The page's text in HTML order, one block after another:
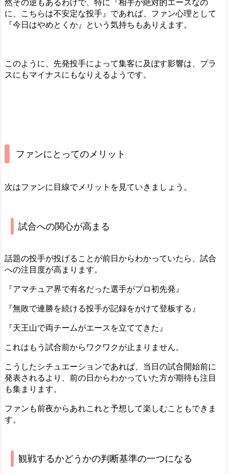
に、こちらは不安定な投手』であれば、ファン心理として
『今日はやめとくか』という気持ちもありえます。
このように、先発投手によって集客に及ぼす影響は、プラ
スにもマイナスにもなりえるようです。
ファンにとってのメリット
次はファンに目線でメリットを見ていきましょう。
試合への関心が高まる
話題の投手が投げることが前日からわかっていたら、試合
への注目度が高まります。
『アマチュア界で有名だった選手がプロ初先発』
『無敗で連勝を続ける投手が記録をかけて登板する』
『天王山で両チームがエースを立ててきた』
これはもう試合前からワクワクが止まりません。
こうしたシチュエーションであれば、当日の試合開始前に
発表されるより、前の日からわかっていた方が期待も注目
も集まります。
ファンも前夜からあれこれと予想して楽しむこともできま
す。
観戦するかどうかの判断基準の一つになる